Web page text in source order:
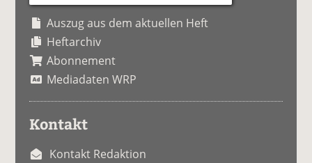
Auszug aus dem aktuellen Heft
Heftarchiv
Abonnement
Mediadaten WRP
Kontakt
Kontakt Redaktion